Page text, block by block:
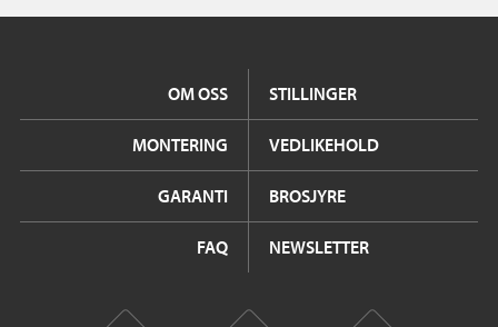
OM OSS STILLINGER
MONTERING VEDLIKEHOLD
GARANTI BROSJYRE
FAQ NEWSLETTER